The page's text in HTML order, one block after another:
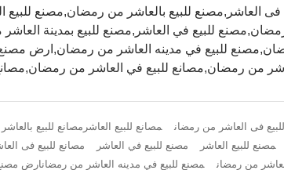
العاشر,مصنع للبيع بالعاشر من رمضان,مصنع للبيع
رمضان,مصنع للبيع في العاشر,مصنع للبيع بمدينة
للبيع في مدينه العاشر من رمضان,ارض مصنع
من رمضان,مصانع للبيع في العاشر من رمضان,مصانع
فى العاشر من رمضان مصانع للبيع العاشر مصانع للبيع
مصنع للبيع العاشر مصنع للبيع في العاشر مصانع للبيع فى
من رمضان مصنع للبيع في مدينه العاشر من رمضانارض مصنع